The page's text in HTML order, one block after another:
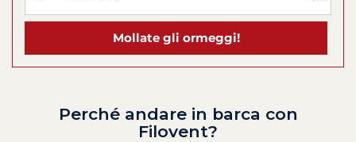
Mollate gli ormeggi!
Perché andare in barca con
Filovent?